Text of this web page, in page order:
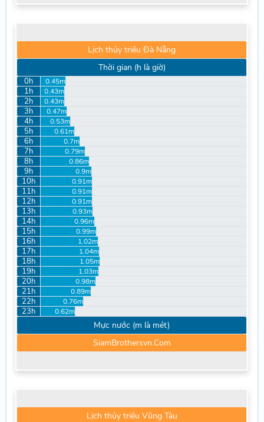
Lịch thủy triều Đà Nẵng
Thời gian (h là giờ)
0h 0.45m
1h 0.43m
2h 0.43m
3h 0.47m
4h 0.53m
5h 0.61m
6h 0.7m
7h 0.79m
8h 0.86m
9h 0.9m
10h 0.91m
11h 0.91m
12h 0.91m
13h 0.93m
14h 0.96m
15h 0.99m
16h 1.02m
17h 1.04m
18h 1.05m
19h 1.03m
20h 0.98m
21h 0.89m
22h 0.76m
23h 0.62m
Mực nước (m là mét)
SiamBrothersvn.Com
Lịch thủy triều Vũng Tàu